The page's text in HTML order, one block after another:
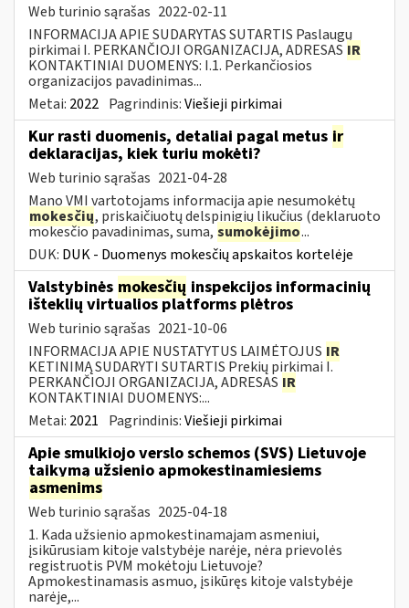
Web turinio sąrašas 2022-02-11
INFORMACIJA APIE SUDARYTAS SUTARTIS Paslaugų
pirkimai I. PERKANČIOJI ORGANIZACIJA, ADRESAS IR
KONTAKTINIAI DUOMENYS: I.1. Perkančiosios
organizacijos pavadinimas...
Metai: 2022 Pagrindinis:Viešieji pirkimai
Kur rasti duomenis, detaliai pagal metus ir
deklaracijas, kiek turiu mokėti?
Web turinio sąrašas 2021-04-28
Mano VMI vartotojams informacija apie nesumokėtų
mokesčių, priskaičiuotų delspinigių likučius (deklaruoto
mokesčio pavadinimas, suma, sumokėjimo...
DUK: DUK - Duomenys mokesčių apskaitos kortelėje
Valstybinės mokesčių inspekcijos informacinių
išteklių virtualios platforms plėtros
Web turinio sąrašas 2021-10-06
INFORMACIJA APIE NUSTATYTUS LAIMĖTOJUS IR
KETINIMĄ SUDARYTI SUTARTIS Prekių pirkimai I.
PERKANČIOJI ORGANIZACIJA, ADRESAS IR
KONTAKTINIAI DUOMENYS:...
Metai: 2021 Pagrindinis:Viešieji pirkimai
Apie smulkiojo verslo schemos (SVS) Lietuvoje
taikymą užsienio apmokestinamiesiems
asmenims
Web turinio sąrašas 2025-04-18
1. Kada užsienio apmokestinamajam asmeniui,
įsikūrusiam kitoje valstybėje narėje, nėra prievolės
registruotis PVM mokėtoju Lietuvoje?
Apmokestinamasis asmuo, įsikūręs kitoje valstybėje
narėje,...